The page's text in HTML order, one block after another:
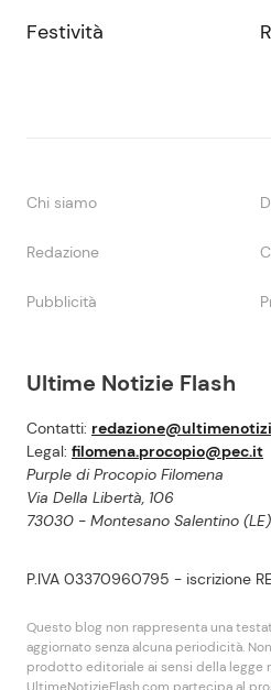
Ultime Notizie Flash
Contatti:
Legal: filomena.procopio@pec.it
Purple di Procopio Filomena
Via Della Libertà, 106
73030 - Montesano Salentino (LE)
P.IVA 03370960795 - iscrizione
Questo blog non rappresenta una
aggiornato senza alcuna periodicità.
prodotto editoriale ai sensi della legge
Festività
Chi siamo
Redazione
Pubblicità